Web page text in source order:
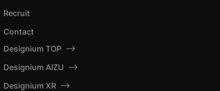
Recruit
Contact
Designium TOP
Designium AIZU
Designium XR